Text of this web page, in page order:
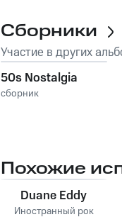
Сборники
Участие в других
50s Nostalgia
сборник
Похожие
Duane Eddy
Иностранный рок